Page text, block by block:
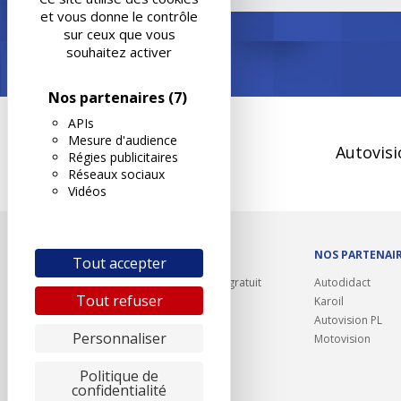
et vous donne le contrôle
sur ceux que vous
souhaitez activer
Nos partenaires (7)
APIs
Mesure d'audience
Régies publicitaires
Réseaux sociaux
Vidéos
Tout accepter
Tout refuser
Personnaliser
Politique de
confidentialité
Rappel contrôle technique gratuit
Partenariats/Remises
Liens utiles
Contact
NOS
Autodidact
Karoil
Autovision PL
Motovision